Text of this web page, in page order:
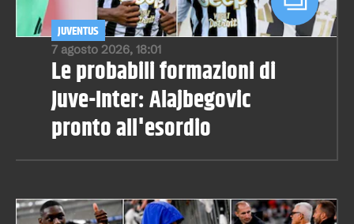
7 agosto 2026, 18:01
JUVENTUS
Le probabili formazioni di
Juve-Inter: Alajbegovic
pronto all'esordio